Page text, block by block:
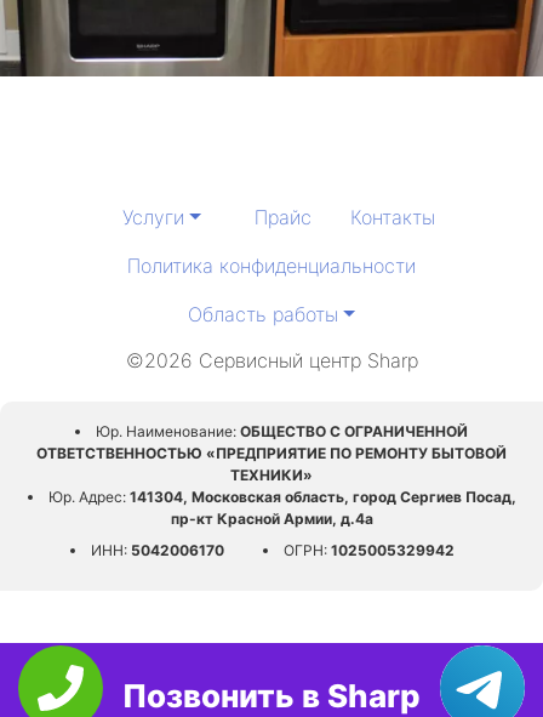
Услуги Прайс
Контакты
Политика конфиденциальности
Область работы
©2026 Сервисный центр Sharp
Юр. Наименование: ОБЩЕСТВО С ОГРАНИЧЕННОЙ
ОТВЕТСТВЕННОСТЬЮ «ПРЕДПРИЯТИЕ ПО РЕМОНТУ БЫТОВОЙ
ТЕХНИКИ»
Юр. Адрес:141304, Московская область, город Сергиев Посад,
пр-кт Красной Армии, д.4а
ИНН:5042006170 ОГРН:1025005329942
Позвонить в Sharp